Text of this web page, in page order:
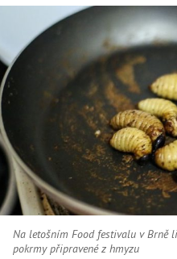
Na letošním Food festivalu v Brně
pokrmy připravené z hmyzu